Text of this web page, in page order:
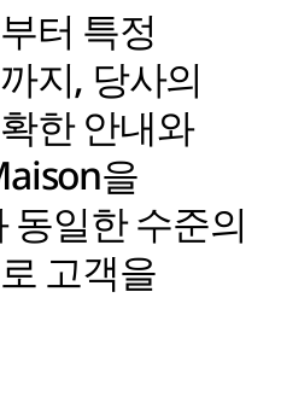
터 특정
지, 당사의
한 안내와
을
동일한 수준의
고객을